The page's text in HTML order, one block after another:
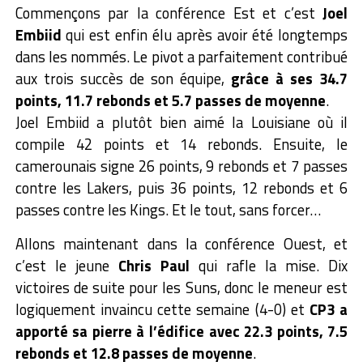
Commençons par la conférence Est et c’estJoel
Embiid qui est enfin élu après avoir été longtemps
dans les nommés. Le pivot a parfaitement contribué
aux trois succès de son équipe, grâce à ses 34.7
points, 11.7 rebonds et 5.7 passes de moyenne.
Joel Embiid a plutôt bien aimé la Louisiane où il
compile 42 points et 14 rebonds. Ensuite, le
camerounais signe 26 points, 9 rebonds et 7 passes
contre les Lakers, puis 36 points, 12 rebonds et 6
passes contre les Kings. Et le tout, sans forcer…
Allons maintenant dans la conférence Ouest, et
c’est le jeune Chris Paul qui rafle la mise. Dix
victoires de suite pour les Suns, donc le meneur est
logiquement invaincu cette semaine (4-0) et CP3 a
apporté sa pierre à l’édifice avec 22.3 points, 7.5
rebonds et 12.8 passes de moyenne.